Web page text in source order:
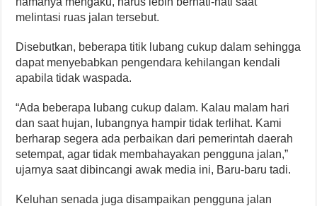
melintasi ruas jalan tersebut.
Disebutkan, beberapa titik lubang cukup dalam sehingga
dapat menyebabkan pengendara kehilangan kendali
apabila tidak waspada.
“Ada beberapa lubang cukup dalam. Kalau malam hari
dan saat hujan, lubangnya hampir tidak terlihat. Kami
berharap segera ada perbaikan dari pemerintah daerah
setempat, agar tidak membahayakan pengguna jalan,”
ujarnya saat dibincangi awak media ini, Baru-baru tadi.
Keluhan senada juga disampaikan pengguna jalan